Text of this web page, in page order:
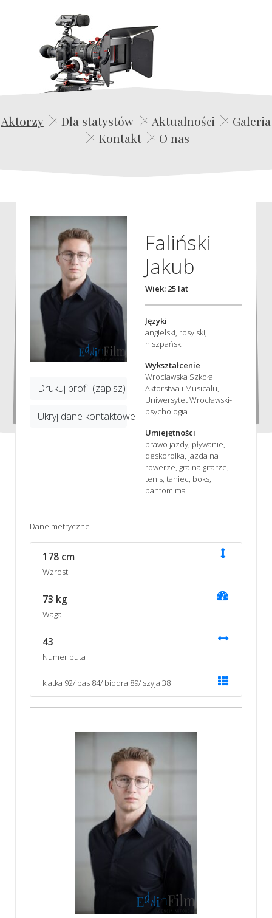
Edwin Film Agencja Aktorska
Aktorzy Dla statystów Aktualności
Galeria
Kontakt
O nas
Drukuj profil (zapisz)
Ukryj dane kontaktowe
Faliński
Jakub
Wiek: 25 lat
Języki
angielski, rosyjski,
hiszpański
Wykształcenie
Wrocławska Szkoła
Aktorstwa i Musicalu,
Uniwersytet Wrocławski-
psychologia
Umiejętności
prawo jazdy, pływanie,
deskorolka, jazda na
rowerze, gra na gitarze,
tenis, taniec, boks,
pantomima
Dane metryczne
178 cm
Wzrost
73 kg
Waga
43
Numer buta
klatka 92/ pas 84/ biodra 89/ szyja 38